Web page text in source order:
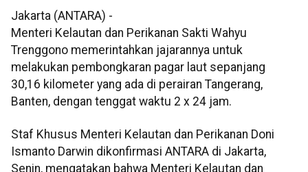
Jakarta (ANTARA) -
Menteri Kelautan dan Perikanan Sakti Wahyu
Trenggono memerintahkan jajarannya untuk
melakukan pembongkaran pagar laut sepanjang
30,16 kilometer yang ada di perairan Tangerang,
Banten, dengan tenggat waktu 2 x 24 jam.
Staf Khusus Menteri Kelautan dan Perikanan Doni
Ismanto Darwin dikonfirmasi ANTARA di Jakarta,
Senin, mengatakan bahwa Menteri Kelautan dan